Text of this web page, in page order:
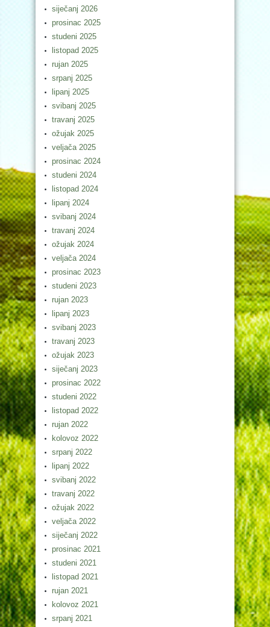
siječanj 2026
prosinac 2025
studeni 2025
listopad 2025
rujan 2025
srpanj 2025
lipanj 2025
svibanj 2025
travanj 2025
ožujak 2025
veljača 2025
prosinac 2024
studeni 2024
listopad 2024
lipanj 2024
svibanj 2024
travanj 2024
ožujak 2024
veljača 2024
prosinac 2023
studeni 2023
rujan 2023
lipanj 2023
svibanj 2023
travanj 2023
ožujak 2023
siječanj 2023
prosinac 2022
studeni 2022
listopad 2022
rujan 2022
kolovoz 2022
srpanj 2022
lipanj 2022
svibanj 2022
travanj 2022
ožujak 2022
veljača 2022
siječanj 2022
prosinac 2021
studeni 2021
listopad 2021
rujan 2021
kolovoz 2021
srpanj 2021